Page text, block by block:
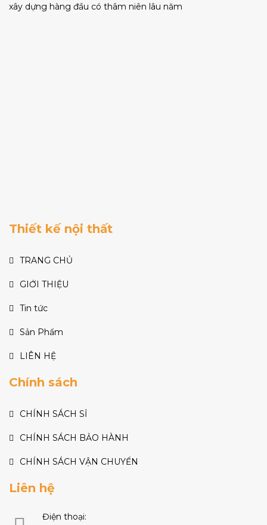
xây dựng hàng đầu có thâm niên lâu năm
Thiết kế nội thất
TRANG CHỦ
GIỚI THIỆU
Tin tức
Sản Phẩm
LIÊN HỆ
Chính sách
CHÍNH SÁCH SỈ
CHÍNH SÁCH BẢO HÀNH
CHÍNH SÁCH VẬN CHUYỂN
Liên hệ
Điện thoại: